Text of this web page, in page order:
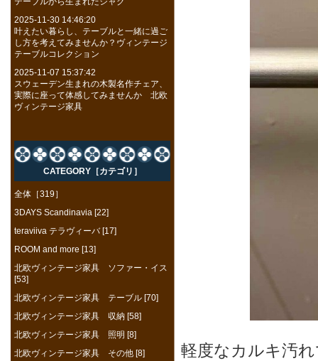
軽度なカルキ汚
2025-11-30 14:46:20
叶えたい暮らし、テーブルと一緒に過ご
し方を考えてみませんか？ヴィンテージ
テーブルコレクション
2025-11-07 15:37:42
スウェーデン生まれの木製名作チェア、
実際に座って体感してみませんか 北欧
ヴィンテージ家具
CATEGORY［カテゴリ］
全体［319］
3DAYS Scandinavia [22]
teraviiva テラヴィーバ [17]
ROOM and more [13]
北欧ヴィンテージ家具 ソファー・イス
[53]
北欧ヴィンテージ家具 テーブル [70]
北欧ヴィンテージ家具 収納 [58]
北欧ヴィンテージ家具 照明 [8]
北欧ヴィンテージ家具 その他 [8]